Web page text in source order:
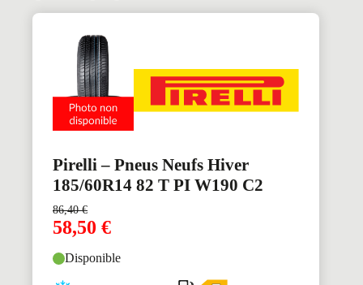
Pirelli – Pneus Neufs Hiver
185/60R14 82 T PI W190 C2
86,40€
58,50 €
Disponible